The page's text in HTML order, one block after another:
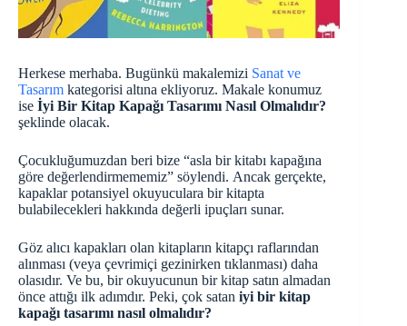
Herkese merhaba. Bugünkü makalemizi Sanat ve
Tasarım kategorisi altına ekliyoruz. Makale konumuz
ise İyi Bir Kitap Kapağı Tasarımı Nasıl Olmalıdır?
şeklinde olacak.
Çocukluğumuzdan beri bize “asla bir kitabı kapağına
göre değerlendirmememiz” söylendi. Ancak gerçekte,
kapaklar potansiyel okuyuculara bir kitapta
bulabilecekleri hakkında değerli ipuçları sunar.
Göz alıcı kapakları olan kitapların kitapçı raflarından
alınması (veya çevrimiçi gezinirken tıklanması) daha
olasıdır. Ve bu, bir okuyucunun bir kitap satın almadan
önce attığı ilk adımdır. Peki, çok satan iyi bir kitap
kapağı tasarımı nasıl olmalıdır?